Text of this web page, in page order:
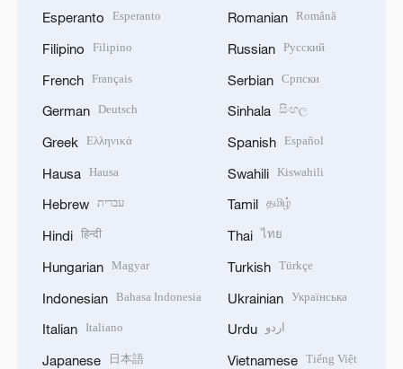
Esperanto Esperanto
Filipino Filipino
French Français
German Deutsch
Greek Ελληνικά
Hausa Hausa
Hebrew עברית
Hindi हिन्दी
Hungarian Magyar
Indonesian Bahasa Indonesia
Italian Italiano
Japanese 日本語
Romanian Română
Russian Русский
Serbian Српски
Sinhala සිංහල
Spanish Español
Swahili Kiswahili
Tamil தமிழ்
Thai ไทย
Turkish Türkçe
Ukrainian Українська
Urdu اردو
Vietnamese Tiếng Việt